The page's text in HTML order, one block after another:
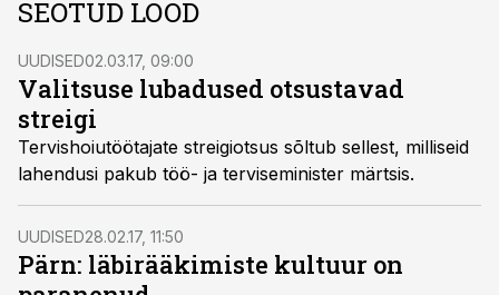
SEOTUD LOOD
UUDISED02.03.17, 09:00
Valitsuse lubadused otsustavad
streigi
Tervishoiutöötajate streigiotsus sõltub sellest, milliseid
lahendusi pakub töö- ja terviseminister märtsis.
UUDISED28.02.17, 11:50
Pärn: läbirääkimiste kultuur on